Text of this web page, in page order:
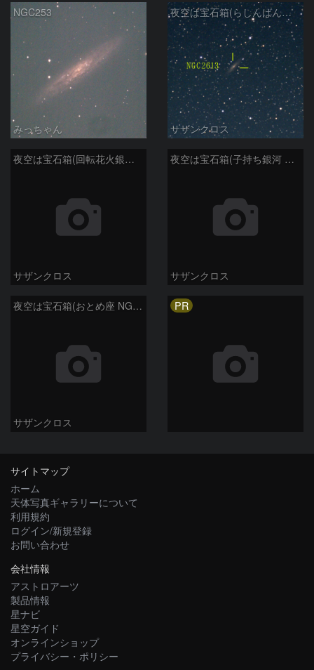
NGC253
みっちゃん
夜空は宝石箱(らしんばん座 NGC2613) Seestar50
サザンクロス
夜空は宝石箱(回転花火銀河 M101) Seestar50
サザンクロス
夜空は宝石箱(子持ち銀河 M51) Seestar50
サザンクロス
夜空は宝石箱(おとめ座 NGC5746) Seestar50
サザンクロス
PR
サイトマップ
ホーム
天体写真ギャラリーについて
利用規約
ログイン/新規登録
お問い合わせ
会社情報
アストロアーツ
製品情報
星ナビ
星空ガイド
オンラインショップ
プライバシー・ポリシー